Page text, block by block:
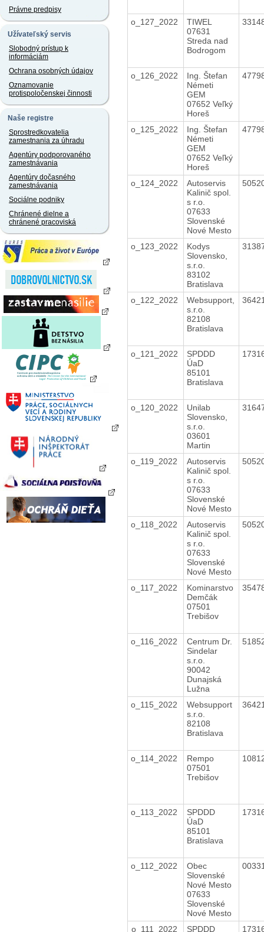
Právne predpisy
Užívateľský servis
Slobodný prístup k
informáciám
Ochrana osobných údajov
Oznamovanie
protispoločenskej činnosti
Naše registre
Sprostredkovatelia
zamestnania za úhradu
Agentúry podporovaného
zamestnávania
Agentúry dočasného
zamestnávania
Sociálne podniky
Chránené dielne a
chránené pracoviská
o_127_2022
TIWEL
07631
Streda nad
Bodrogom
o_126_2022
Ing. Štefan
Németi
GEM
07652 Veľký
Horeš
o_125_2022
Ing. Štefan
Németi
GEM
07652 Veľký
Horeš
o_124_2022
Autoservis
Kalinič spol.
s r.o.
07633
Slovenské
Nové Mesto
o_123_2022
Kodys
Slovensko,
s.r.o.
83102
Bratislava
o_122_2022
Websupport,
s.r.o.
82108
Bratislava
o_121_2022
SPDDD
ÚaD
85101
Bratislava
o_120_2022
Unilab
Slovensko,
s.r.o.
03601
Martin
o_119_2022
Autoservis
Kalinič spol.
s r.o.
07633
Slovenské
Nové Mesto
o_118_2022
Autoservis
Kalinič spol.
s r.o.
07633
Slovenské
Nové Mesto
o_117_2022
Kominarstvo
Demčák
07501
Trebišov
o_116_2022
Centrum Dr.
Sindelar
s.r.o.
90042
Dunajská
Lužna
o_115_2022
Websupport
s.r.o.
82108
Bratislava
o_114_2022
Rempo
07501
Trebišov
o_113_2022
SPDDD
ÚaD
85101
Bratislava
o_112_2022
Obec
Slovenské
Nové Mesto
07633
Slovenské
Nové Mesto
o_111_2022 SPDDD